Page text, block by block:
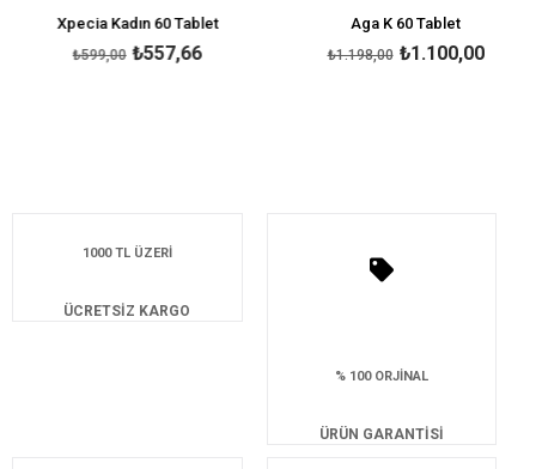
Xpecia Kadın 60 Tablet
₺557,66
₺599,00
Aga K 60 Tablet
₺1.100,00
₺1.198,00
1000 TL ÜZERİ
ÜCRETSİZ KARGO
% 100 ORJİNAL
ÜRÜN GARANTİSİ